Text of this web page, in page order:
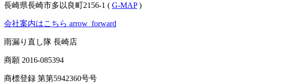
長崎県長崎市多以良町2156-1 ( G-MAP)
会社案内はこちら arrow_forward
雨漏り直し隊 長崎店
商願 2016-085394
商標登録 第第5942360号号